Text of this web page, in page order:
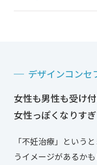
デザインコンセ
女性も男性も受け
女性っぽくなりす
「不妊治療」という
うイメージがあるか